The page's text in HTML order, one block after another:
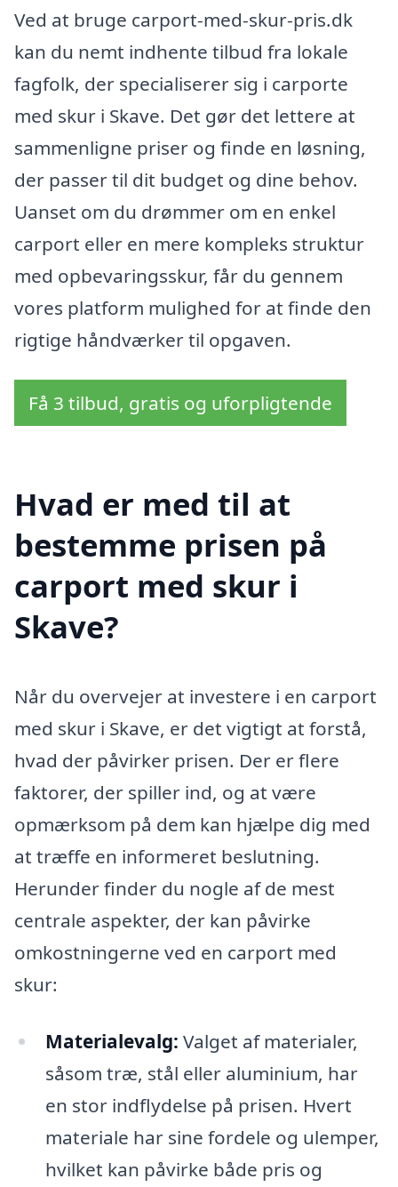
Ved at bruge carport-med-skur-pris.dk
kan du nemt indhente tilbud fra lokale
fagfolk, der specialiserer sig i carporte
med skur i Skave. Det gør det lettere at
sammenligne priser og finde en løsning,
der passer til dit budget og dine behov.
Uanset om du drømmer om en enkel
carport eller en mere kompleks struktur
med opbevaringsskur, får du gennem
vores platform mulighed for at finde den
rigtige håndværker til opgaven.
Få 3 tilbud, gratis og uforpligtende
Hvad er med til at
bestemme prisen på
carport med skur i
Skave?
Når du overvejer at investere i en carport
med skur i Skave, er det vigtigt at forstå,
hvad der påvirker prisen. Der er flere
faktorer, der spiller ind, og at være
opmærksom på dem kan hjælpe dig med
at træffe en informeret beslutning.
Herunder finder du nogle af de mest
centrale aspekter, der kan påvirke
omkostningerne ved en carport med
skur:
Materialevalg: Valget af materialer,
såsom træ, stål eller aluminium, har
en stor indflydelse på prisen. Hvert
materiale har sine fordele og ulemper,
hvilket kan påvirke både pris og